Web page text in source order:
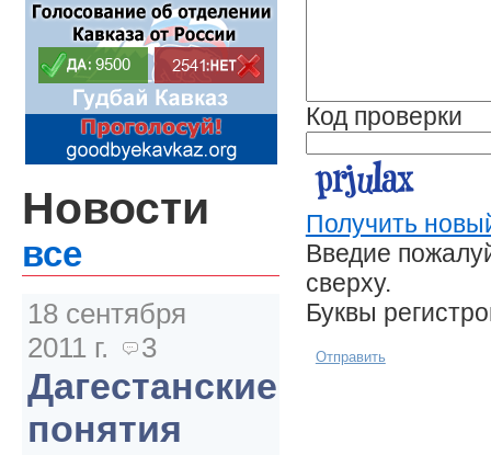
Код проверки
Получить
Введие
сверху.
Буквы
Отправить
Новости
все
18 сентября
2011 г.
3
Дагестанские
понятия